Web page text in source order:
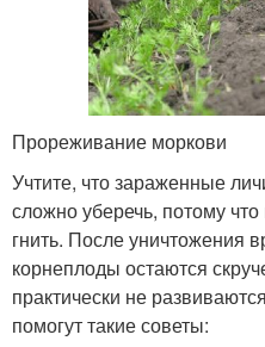
Прореживание моркови
Учтите, что зараженные
сложно уберечь, потому
гнить. После уничтожения
корнеплоды остаются
практически не
помогут такие советы: